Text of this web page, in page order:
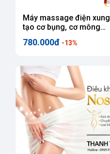
Máy massage điện xung
tạo cơ bụng, cơ mông
780.000đ -13%